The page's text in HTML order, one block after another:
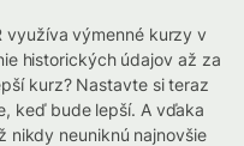
využíva výmenné kurzy v
historických údajov až za
kurz? Nastavte si teraz
keď bude lepší. A vďaka
nikdy neuniknú najnovšie